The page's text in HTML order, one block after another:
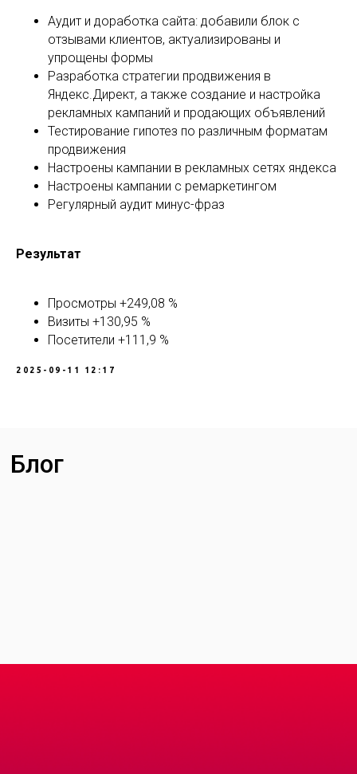
Аудит и доработка сайта: добавили блок с
отзывами клиентов, актуализированы и
упрощены формы
Разработка стратегии продвижения в
Яндекс.Директ, а также создание и настройка
рекламных кампаний и продающих объявлений
Тестирование гипотез по различным форматам
продвижения
Настроены кампании в рекламных сетях яндекса
Настроены кампании с ремаркетингом
Регулярный аудит минус-фраз
Результат
Просмотры +249,08 %
Визиты +130,95 %
Посетители +111,9 %
2025-09-11 12:17